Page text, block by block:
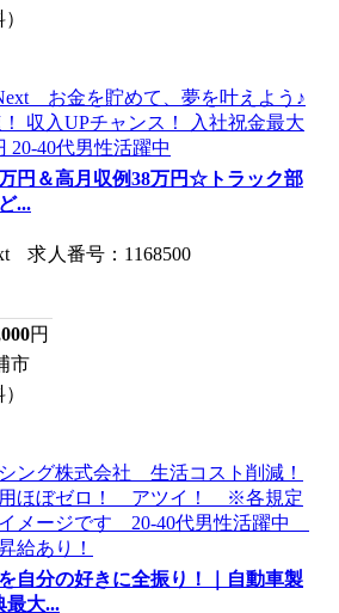
円＆高月収例38万円☆トラック部
...
求人番号：1168500
円
市
自分の好きに全振り！｜自動車製
最大...